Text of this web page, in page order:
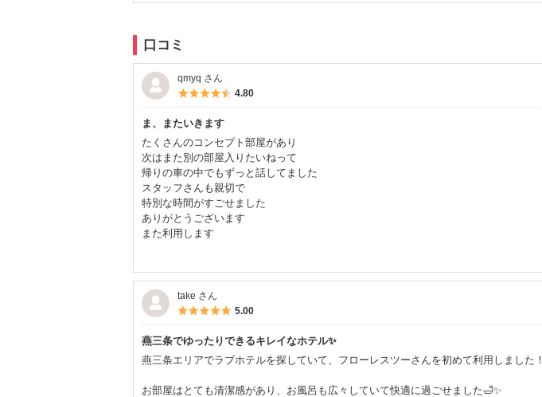
口コミ
qmyq さん
5つ星のうち4.5
4.80
ま、またいきます
たくさんのコンセプト部屋があり
次はまた別の部屋入りたいねって
帰りの車の中でもずっと話してました
スタッフさんも親切で
特別な時間がすごせました
ありがとうございます
また利用します
take さん
5つ星のうち5
5.00
燕三条でゆったりできるキレイなホテル✨
燕三条エリアでラブホテルを探していて、フローレスツーさんを初めて利用しました！
お部屋はとても清潔感があり、お風呂も広々していて快適に過ごせました🛁✨